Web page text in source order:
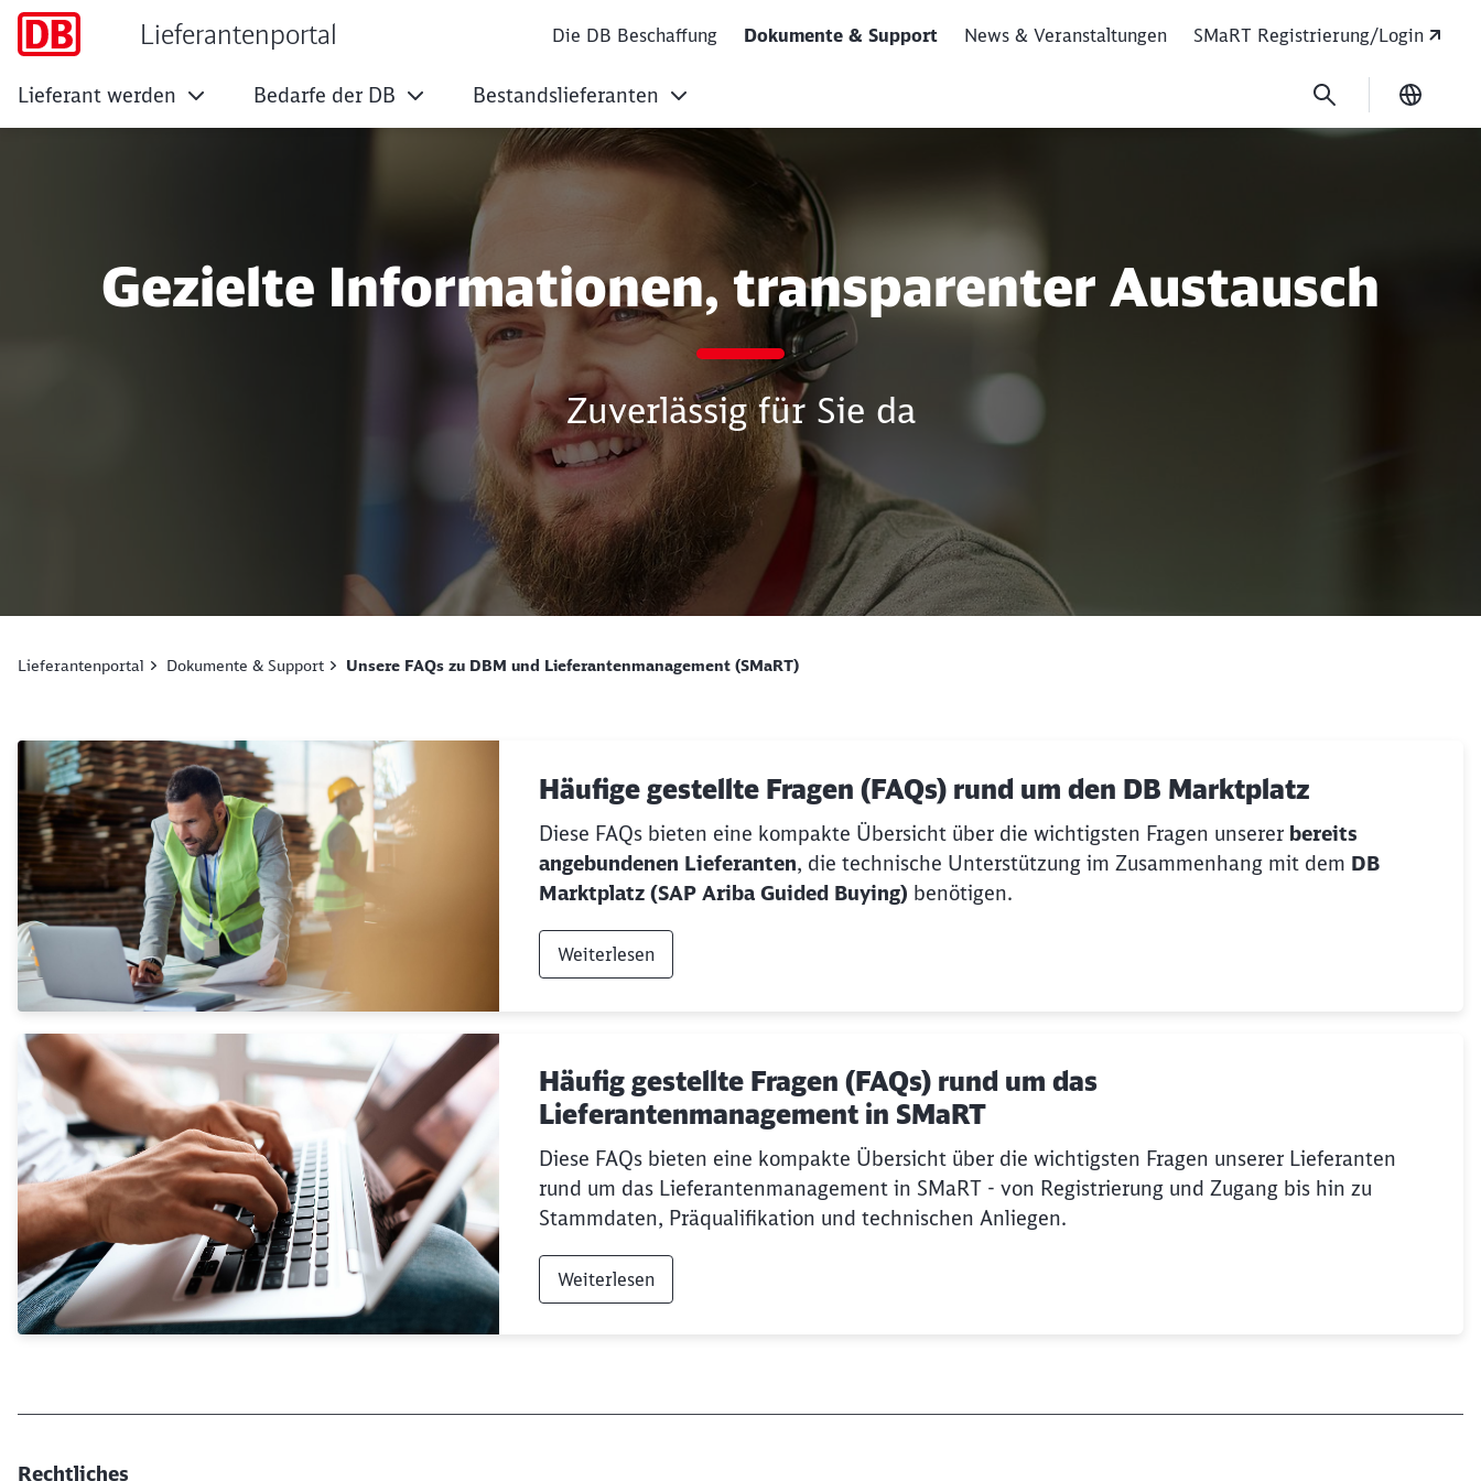
Unsere FAQs zu DBM und Lieferantenmanagement
Lieferantenportal Die DB Beschaffung Dokumente & Support News & Veranstaltungen SMaRT Registrierung/Login
Lieferant werden Bedarfe der DB Bestandslieferanten
Gezielte Informationen, transparenter Austausch
Zuverlässig für Sie da
Lieferantenportal Dokumente & Support Unsere FAQs zu DBM und Lieferantenmanagement (SMaRT)
Häufige gestellte Fragen (FAQs) rund um den DB Marktplatz
Diese FAQs bieten eine kompakte Übersicht über die wichtigsten Fragen unserer bereits
angebundenen Lieferanten, die technische Unterstützung im Zusammenhang mit dem DB
Marktplatz (SAP Ariba Guided Buying) benötigen.
Weiterlesen
Häufig gestellte Fragen (FAQs) rund um das
Lieferantenmanagement in SMaRT
Diese FAQs bieten eine kompakte Übersicht über die wichtigsten Fragen unserer Lieferanten
rund um das Lieferantenmanagement in SMaRT - von Registrierung und Zugang bis hin zu
Stammdaten, Präqualifikation und technischen Anliegen.
Weiterlesen
Rechtliches
Möchten Sie zuweitergeleitet werden?
Abbrechen